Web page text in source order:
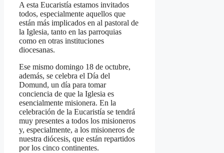
A esta Eucaristía estamos invitados
todos, especialmente aquellos que
están más implicados en al pastoral de
la Iglesia, tanto en las parroquias
como en otras instituciones
diocesanas.
Ese mismo domingo 18 de octubre,
además, se celebra el Día del
Domund, un día para tomar
conciencia de que la Iglesia es
esencialmente misionera. En la
celebración de la Eucaristía se tendrá
muy presentes a todos los misioneros
y, especialmente, a los misioneros de
nuestra diócesis, que están repartidos
por los cinco continentes.